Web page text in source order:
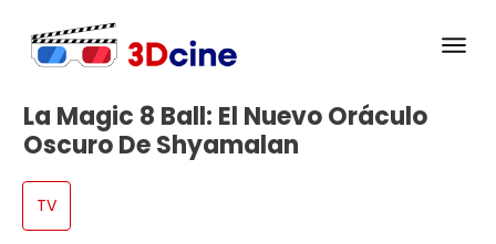
La Magic 8 Ball: El Nuevo Oráculo
Oscuro De Shyamalan
TV